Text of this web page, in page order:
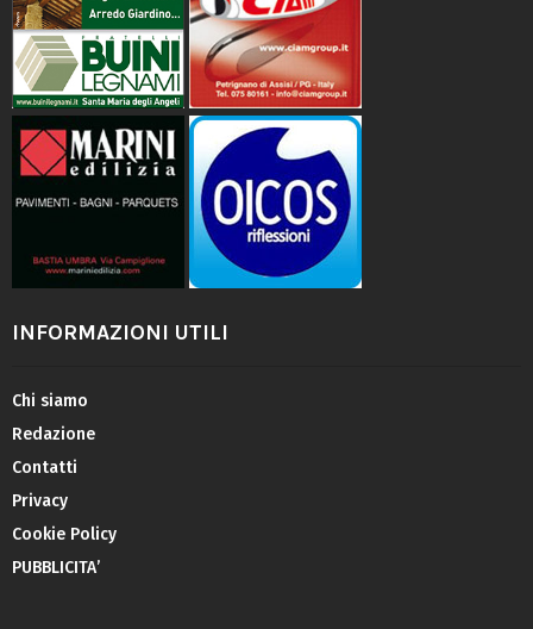
INFORMAZIONI UTILI
Chi siamo
Redazione
Contatti
Privacy
Cookie Policy
PUBBLICITA’